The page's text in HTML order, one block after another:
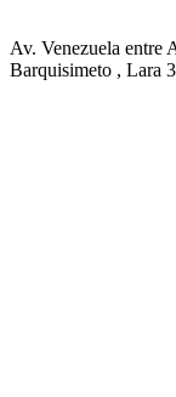
Av. Venezuela entre
Barquisimeto , Lara